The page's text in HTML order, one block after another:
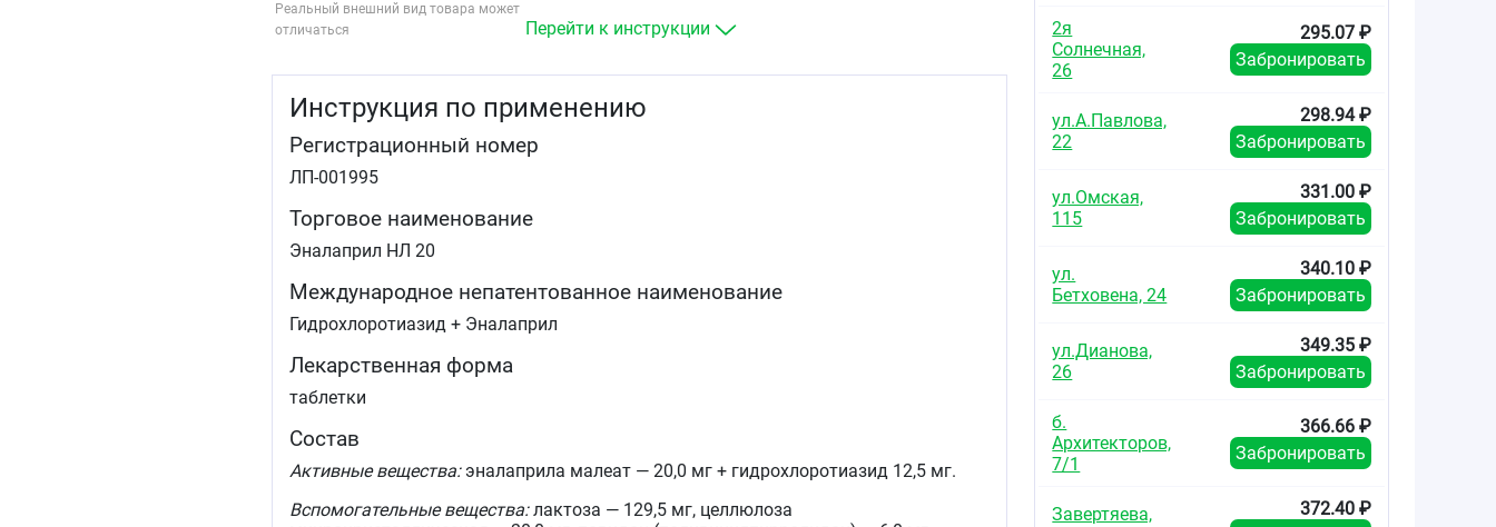
Реальный внешний вид товара может
отличаться
Перейти к инструкции
Инструкция по применению
Регистрационный номер
ЛП-001995
Торговое наименование
Эналаприл НЛ 20
Международное непатентованное наименование
Гидрохлоротиазид + Эналаприл
Лекарственная форма
таблетки
Состав
Активные вещества:эналаприла малеат — 20,0 мг + гидрохлоротиазид 12,5 мг.
Вспомогательные вещества:лактоза — 129,5 мг, целлюлоза
2я
Солнечная,
26
295.07 ₽
Забронировать
ул.А.Павлова,
22
298.94 ₽
Забронировать
ул.Омская,
115
331.00 ₽
Забронировать
ул.
Бетховена, 24
340.10 ₽
Забронировать
ул.Дианова,
26
349.35 ₽
Забронировать
б.
Архитекторов,
7/1
366.66 ₽
Забронировать
Завертяева,
372.40 ₽